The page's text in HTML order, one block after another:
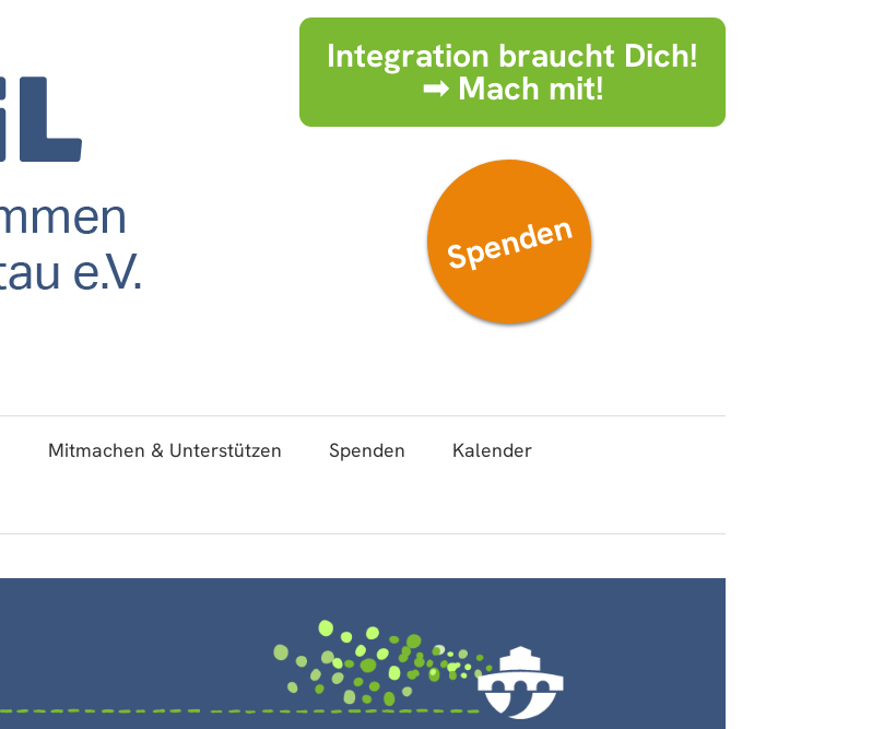
Integration braucht Dich!
➟ Mach mit!
Spenden
Mitmachen & Unterstützen Spenden
Kalender